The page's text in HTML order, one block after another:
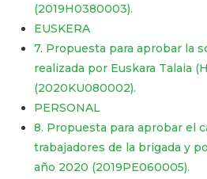
(2019H0380003).
EUSKERA
7. Propuesta para aprobar la
realizada por Euskara Talaia
(2020KU080002).
PERSONAL
8. Propuesta para aprobar el
trabajadores de la brigada y
año 2020 (2019PE060005).